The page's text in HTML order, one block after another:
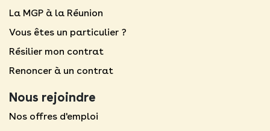
La MGP à la Réunion
Vous êtes un particulier ?
Résilier mon contrat
Renoncer à un contrat
Nous rejoindre
Nos offres d'emploi